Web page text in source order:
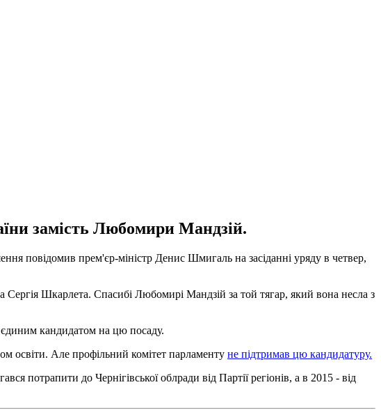
замість Любомири Мандзій.
повідомив прем'єр-міністр Денис Шмигаль на засіданні уряду в четвер,
Сергія Шкарлета. Спасибі Любомирі Мандзій за той тягар, який вона несла з
кандидатом на цю посаду.
освіти. Але профільний комітет парламенту не підтримав цю кандидатуру.
потрапити до Чернігівської облради від Партії регіонів, а в 2015 - від